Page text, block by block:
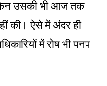
उसकी भी आज तक
की। ऐसे में अंदर ही
में रोष भी पनप